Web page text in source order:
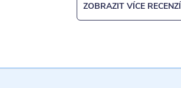
ZOBRAZIT VÍCE RECENZÍ